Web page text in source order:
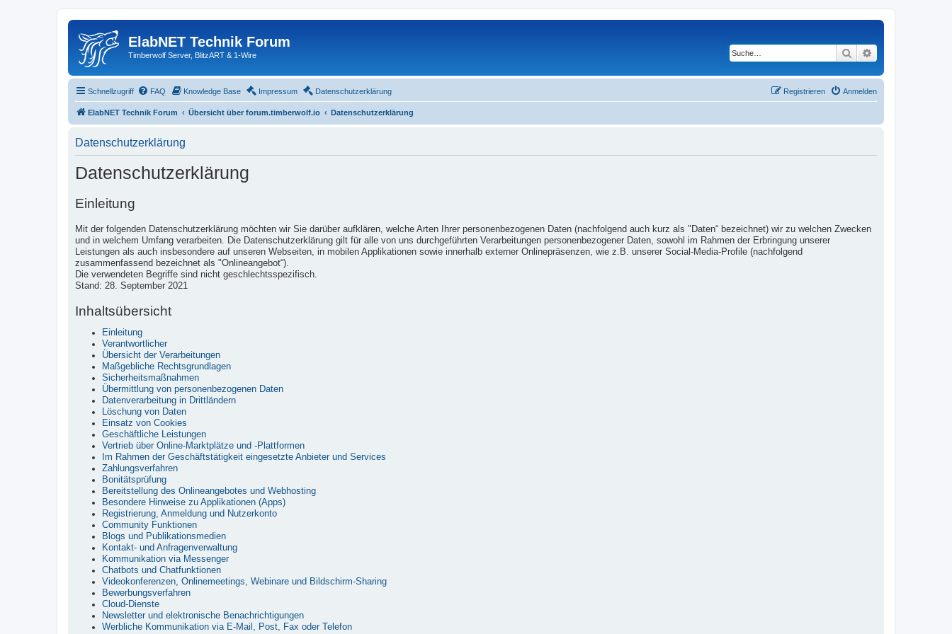
ElabNET Technik Forum
Timberwolf Server, BlitzART & 1-Wire Suche
Schnellzugriff FAQ Knowledge Base Impressum Datenschutzerklärung Anmelden
Registrieren
ElabNET Technik Forum Übersicht über forum.timberwolf.io Datenschutzerklärung
Datenschutzerklärung
Datenschutzerklärung
Einleitung
Mit der folgenden Datenschutzerklärung möchten wir Sie darüber aufklären, welche Arten Ihrer personenbezogenen Daten (nachfolgend auch kurz als "Daten“ bezeichnet) wir zu welchen Zwecken
und in welchem Umfang verarbeiten. Die Datenschutzerklärung gilt für alle von uns durchgeführten Verarbeitungen personenbezogener Daten, sowohl im Rahmen der Erbringung unserer
Leistungen als auch insbesondere auf unseren Webseiten, in mobilen Applikationen sowie innerhalb externer Onlinepräsenzen, wie z.B. unserer Social-Media-Profile (nachfolgend
zusammenfassend bezeichnet als "Onlineangebot“).
Die verwendeten Begriffe sind nicht geschlechtsspezifisch.
Stand: 28. September 2021
Inhaltsübersicht
Einleitung
Verantwortlicher
Übersicht der Verarbeitungen
Maßgebliche Rechtsgrundlagen
Sicherheitsmaßnahmen
Übermittlung von personenbezogenen Daten
Datenverarbeitung in Drittländern
Löschung von Daten
Einsatz von Cookies
Geschäftliche Leistungen
Vertrieb über Online-Marktplätze und -Plattformen
Im Rahmen der Geschäftstätigkeit eingesetzte Anbieter und Services
Zahlungsverfahren
Bonitätsprüfung
Bereitstellung des Onlineangebotes und Webhosting
Besondere Hinweise zu Applikationen (Apps)
Registrierung, Anmeldung und Nutzerkonto
Community Funktionen
Blogs und Publikationsmedien
Kontakt- und Anfragenverwaltung
Kommunikation via Messenger
Chatbots und Chatfunktionen
Videokonferenzen, Onlinemeetings, Webinare und Bildschirm-Sharing
Bewerbungsverfahren
Cloud-Dienste
Newsletter und elektronische Benachrichtigungen
Werbliche Kommunikation via E-Mail, Post, Fax oder Telefon